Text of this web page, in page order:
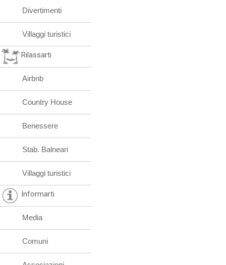
Divertimenti
Villaggi turistici
Rilassarti
Airbnb
Country House
Benessere
Stab. Balneari
Villaggi turistici
Informarti
Media
Comuni